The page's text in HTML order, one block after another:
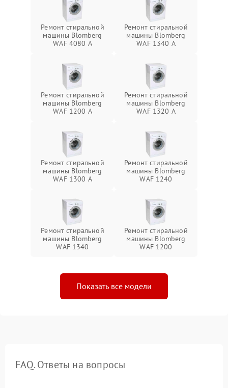
Ремонт стиральной
машины Blomberg
WAF 4080 A
Ремонт стиральной
машины Blomberg
WAF 1340 A
Ремонт стиральной
машины Blomberg
WAF 1200 A
Ремонт стиральной
машины Blomberg
WAF 1320 A
Ремонт стиральной
машины Blomberg
WAF 1300 A
Ремонт стиральной
машины Blomberg
WAF 1240
Ремонт стиральной
машины Blomberg
WAF 1340
Ремонт стиральной
машины Blomberg
WAF 1200
Показать все модели
FAQ. Ответы на вопросы